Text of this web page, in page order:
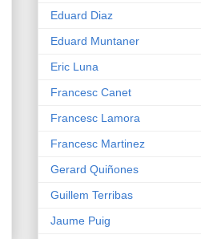
Eduard Diaz
Eduard Muntaner
Eric Luna
Francesc Canet
Francesc Lamora
Francesc Martinez
Gerard Quiñones
Guillem Terribas
Jaume Puig